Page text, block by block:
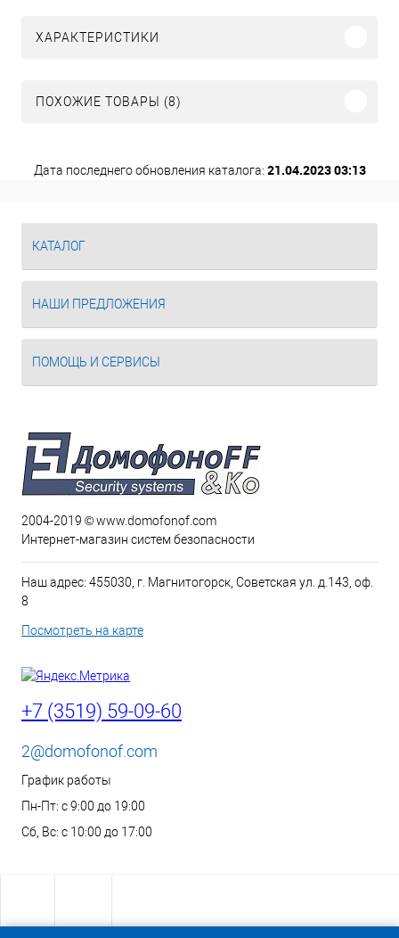
ХАРАКТЕРИСТИКИ
ПОХОЖИЕ ТОВАРЫ (8)
Дата последнего обновления каталога: 21.04.2023 03:13
КАТАЛОГ
НАШИ ПРЕДЛОЖЕНИЯ
ПОМОЩЬ И СЕРВИСЫ
2004-2019 © www.domofonof.com
Интернет-магазин систем безопасности
Наш адрес: 455030, г. Магнитогорск, Советская ул. д.143, оф.
8
Посмотреть на карте
+7 (3519) 59-09-60
2@domofonof.com
График работы
Пн-Пт: с 9:00 до 19:00
Сб, Вс: с 10:00 до 17:00